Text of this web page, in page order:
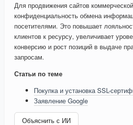
Для продвижения сайтов
конфиденциальность обмена
посетителями. Это повышает
клиентов к ресурсу, увеличивает
конверсию и рост позиций в выдаче
запросам.
Статьи по теме
Покупка и установка SSL-
Заявление Google
Объяснить с ИИ